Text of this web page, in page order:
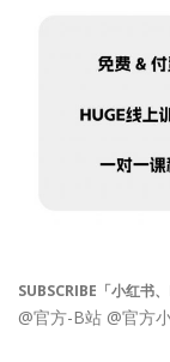
SUBSCRIBE「小红书、
@官方-B站 @官方